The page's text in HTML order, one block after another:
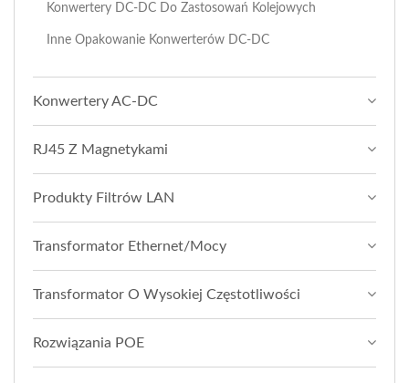
Konwertery DC-DC Do Zastosowań Kolejowych
Inne Opakowanie Konwerterów DC-DC
Konwertery AC-DC
RJ45 Z Magnetykami
Produkty Filtrów LAN
Transformator Ethernet/Mocy
Transformator O Wysokiej Częstotliwości
Rozwiązania POE